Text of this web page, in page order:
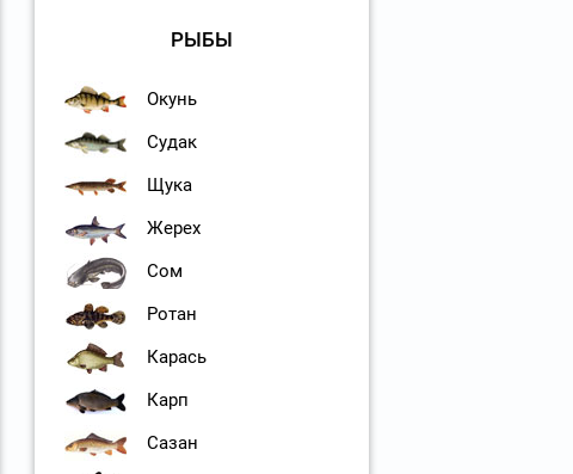
РЫБЫ
Окунь
Судак
Щука
Жерех
Сом
Ротан
Карась
Карп
Сазан